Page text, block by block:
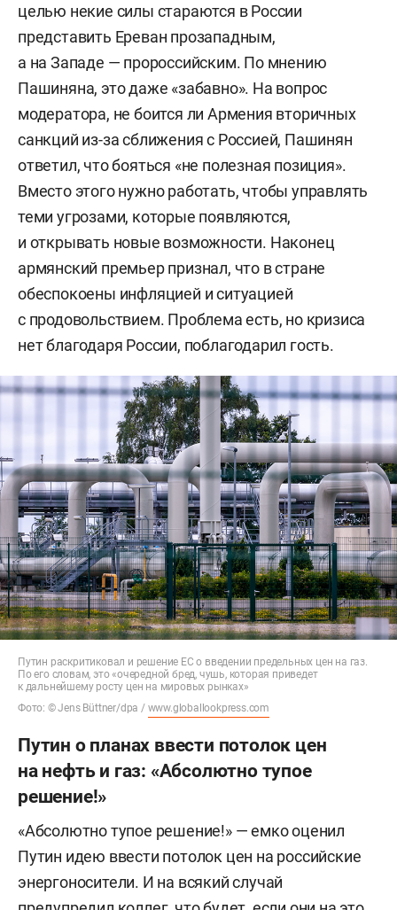
целью некие силы стараются в России
представить Ереван прозападным,
а на Западе — пророссийским. По мнению
Пашиняна, это даже «забавно». На вопрос
модератора, не боится ли Армения вторичных
санкций из-за сближения с Россией, Пашинян
ответил, что бояться «не полезная позиция».
Вместо этого нужно работать, чтобы управлять
теми угрозами, которые появляются,
и открывать новые возможности. Наконец
армянский премьер признал, что в стране
обеспокоены инфляцией и ситуацией
с продовольствием. Проблема есть, но кризиса
нет благодаря России, поблагодарил гость.
Путин раскритиковал и решение ЕС о введении предельных цен на газ.
По его словам, это «очередной бред, чушь, которая приведет
к дальнейшему росту цен на мировых рынках»
Фото: © Jens Büttner/dpa / www.globallookpress.com
Путин о планах ввести потолок цен
на нефть и газ: «Абсолютно тупое
решение!»
«Абсолютно тупое решение!» — емко оценил
Путин идею ввести потолок цен на российские
энергоносители. И на всякий случай